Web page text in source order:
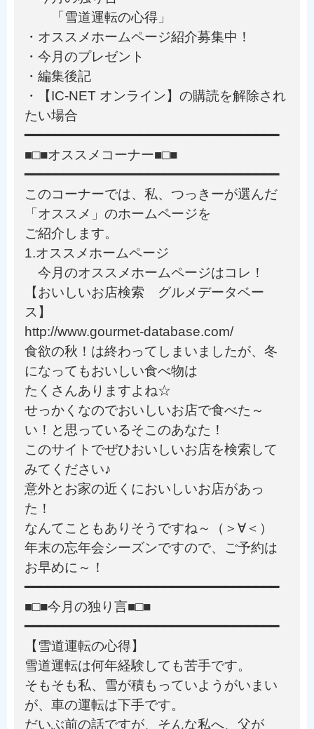
「雪道運転の心得」
・オススメホームページ紹介募集中！
・今月のプレゼント
・編集後記
・【IC-NET オンライン】の購読を解除され
たい場合
━━━━━━━━━━━━━━━━━━━━━━━━━━━━━━━━━
■□■オススメコーナー■□■
━━━━━━━━━━━━━━━━━━━━━━━━━━━━━━━━━
このコーナーでは、私、つっきーが選んだ
「オススメ」のホームページを
ご紹介します。
1.オススメホームページ
今月のオススメホームページはコレ！
【おいしいお店検索 グルメデータベー
ス】
http://www.gourmet-database.com/
食欲の秋！は終わってしまいましたが、冬
になってもおいしい食べ物は
たくさんありますよね☆
せっかくなのでおいしいお店で食べた～
い！と思っているそこのあなた！
このサイトでぜひおいしいお店を検索して
みてください♪
意外とお家の近くにおいしいお店があっ
た！
なんてこともありそうですね～（＞∀＜）
年末の忘年会シーズンですので、ご予約は
お早めに～！
━━━━━━━━━━━━━━━━━━━━━━━━━━━━━━━━━
■□■今月の独り言■□■
━━━━━━━━━━━━━━━━━━━━━━━━━━━━━━━━━
【雪道運転の心得】
雪道運転は何年経験しても苦手です。
そもそも私、雪が積もっていようがいまい
が、車の運転は下手です。
だいぶ前の話ですが、そんな私へ、父が